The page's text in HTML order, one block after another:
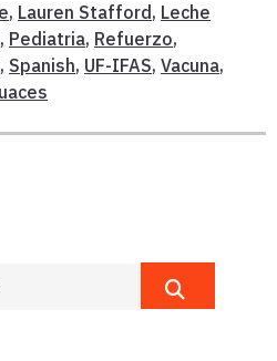
, Lauren Stafford , Leche
, Pediatria, Refuerzo,
, Spanish, UF-IFAS, Vacuna,